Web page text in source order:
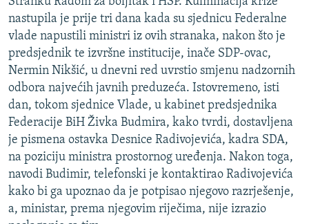
nastupila je prije tri dana kada su sjednicu Federalne
vlade napustili ministri iz ovih stranaka, nakon što je
predsjednik te izvršne institucije, inače SDP-ovac,
Nermin Nikšić, u dnevni red uvrstio smjenu nadzornih
odbora najvećih javnih preduzeća. Istovremeno, isti
dan, tokom sjednice Vlade, u kabinet predsjednika
Federacije BiH Živka Budmira, kako tvrdi, dostavljena
je pismena ostavka Desnice Radivojevića, kadra SDA,
na poziciju ministra prostornog uređenja. Nakon toga,
navodi Budimir, telefonski je kontaktirao Radivojevića
kako bi ga upoznao da je potpisao njegovo razrješenje,
a, ministar, prema njegovim riječima, nije izrazio